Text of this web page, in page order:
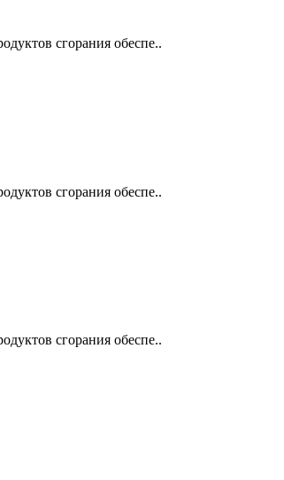
сгорания обеспе..
сгорания обеспе..
сгорания обеспе..